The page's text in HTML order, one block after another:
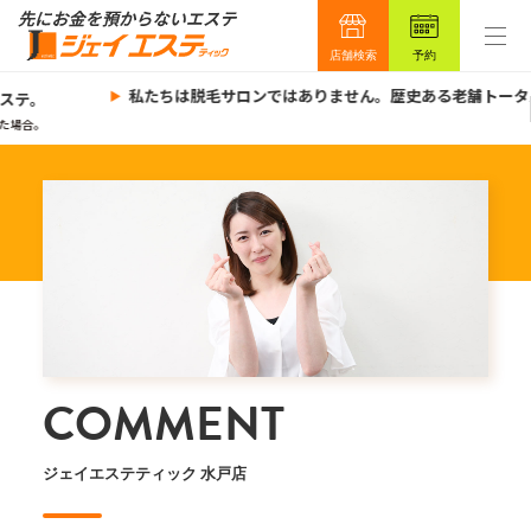
店舗検索 予約
テ。
合。
私たちは脱毛サロンではありません。歴史ある老舗トータ
COMMENT
ジェイエステティック 水戸店